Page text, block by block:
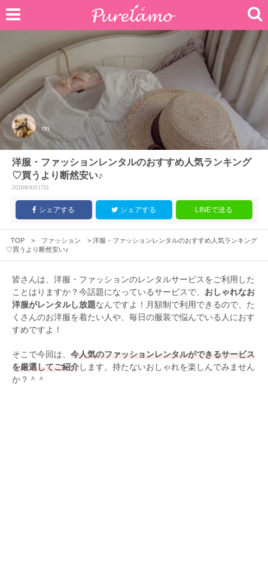
riri
洋服・ファッションレンタルのおすすめ人気ランキング
♡買うより断然安い♪
2019年8月17日
シェアする シェアする LINEで送る
TOP > ファッション > 洋服・ファッションレンタルのおすすめ人気ランキング
♡買うより断然安い♪
皆さんは、洋服・ファッションのレンタルサービスをご利用した
ことはりますか？今話題になっているサービスで、 おしゃれなお
洋服がレンタルし放題なんですよ！月額制で利用できるので、た
くさんのお洋服を着たい人や、毎日の服装で悩んでいる人におす
すめですよ！
そこで今回は、 今人気のファッションレンタルができるサービス
を厳選してご紹介します。持たないおしゃれを楽しんでみません
か？＾＾